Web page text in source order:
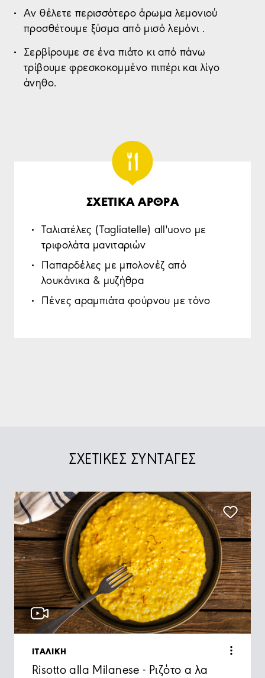
Αν θέλετε περισσότερο άρωμα λεμονιού
προσθέτουμε ξύσμα από μισό λεμόνι .
Σερβίρουμε σε ένα πιάτο κι από πάνω
τρίβουμε φρεσκοκομμένο πιπέρι και λίγο
άνηθο.
ΣΧΕΤΙΚΑ ΑΡΘΡΑ
Tαλιατέλες (Τagliatelle) all'uovo με
τριφολάτα μανιταριών
Παπαρδέλες με μπολονέζ από
λουκάνικα & μυζήθρα
Πένες αραμπιάτα φούρνου με τόνο
ΣΧΕΤΙΚΕΣ ΣΥΝΤΑΓΕΣ
ΙΤΑΛΙΚΗ
Risotto alla Milanese - Ριζότο α λα